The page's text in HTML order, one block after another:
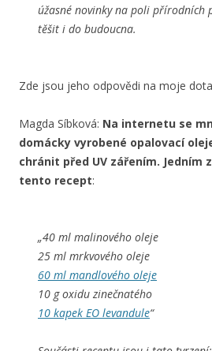
úžasné novinky na poli přírodních
těšit i do budoucna.
Zde jsou jeho odpovědi na moje
Magda Síbková: Na internetu se
domácky vyrobené opalovací
chránit před UV zářením. Jedním
tento recept:
„40 ml malinového oleje
25 ml mrkvového oleje
60 ml mandlového oleje
10 g oxidu zinečnatého
10 kapek EO levandule“